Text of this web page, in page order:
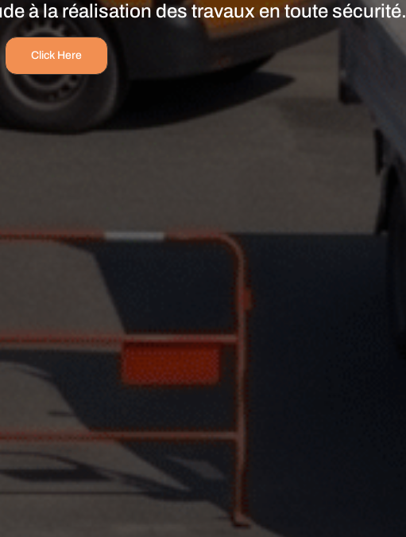
à la réalisation des travaux en toute sécurité.
Click Here